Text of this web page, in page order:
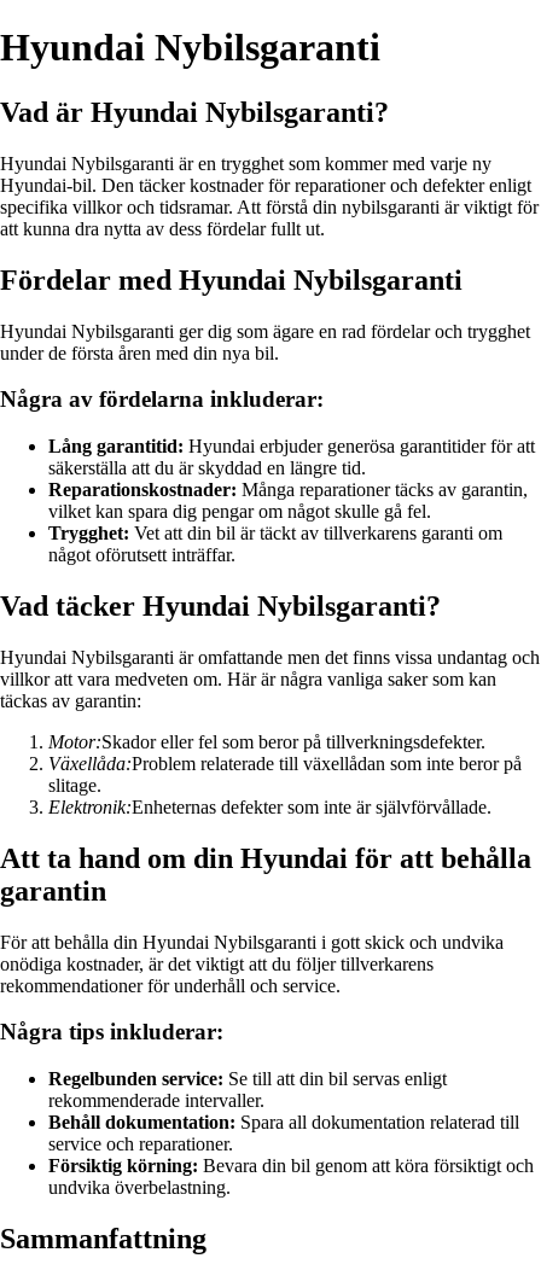
Hyundai Nybilsgaranti
Vad är Hyundai Nybilsgaranti?
Hyundai Nybilsgaranti är en trygghet som kommer med varje ny
Hyundai-bil. Den täcker kostnader för reparationer och defekter enligt
specifika villkor och tidsramar. Att förstå din nybilsgaranti är viktigt för
att kunna dra nytta av dess fördelar fullt ut.
Fördelar med Hyundai Nybilsgaranti
Hyundai Nybilsgaranti ger dig som ägare en rad fördelar och trygghet
under de första åren med din nya bil.
Några av fördelarna inkluderar:
Lång garantitid: Hyundai erbjuder generösa garantitider för att
säkerställa att du är skyddad en längre tid.
Reparationskostnader: Många reparationer täcks av garantin,
vilket kan spara dig pengar om något skulle gå fel.
Trygghet: Vet att din bil är täckt av tillverkarens garanti om
något oförutsett inträffar.
Vad täcker Hyundai Nybilsgaranti?
Hyundai Nybilsgaranti är omfattande men det finns vissa undantag och
villkor att vara medveten om. Här är några vanliga saker som kan
täckas av garantin:
Motor:Skador eller fel som beror på tillverkningsdefekter.
Växellåda:Problem relaterade till växellådan som inte beror på
slitage.
Elektronik:Enheternas defekter som inte är självförvållade.
Att ta hand om din Hyundai för att behålla
garantin
För att behålla din Hyundai Nybilsgaranti i gott skick och undvika
onödiga kostnader, är det viktigt att du följer tillverkarens
rekommendationer för underhåll och service.
Några tips inkluderar:
Regelbunden service: Se till att din bil servas enligt
rekommenderade intervaller.
Behåll dokumentation: Spara all dokumentation relaterad till
service och reparationer.
Försiktig körning: Bevara din bil genom att köra försiktigt och
undvika överbelastning.
Sammanfattning